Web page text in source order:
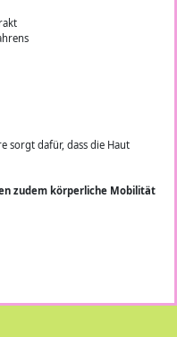
sorgt dafür, dass die Haut
zudem körperliche Mobilität